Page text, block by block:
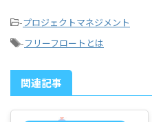
-プロジェクトマネジメント
-フリーフロートとは
関連記事